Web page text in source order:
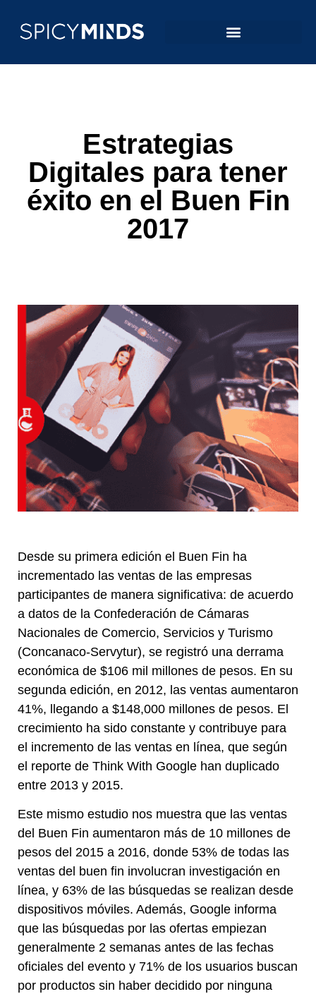
Estrategias
Digitales para tener
éxito en el Buen Fin
2017
Desde su primera edición el Buen Fin ha
incrementado las ventas de las empresas
participantes de manera significativa: de acuerdo
a datos de la Confederación de Cámaras
Nacionales de Comercio, Servicios y Turismo
(Concanaco-Servytur), se registró una derrama
económica de $106 mil millones de pesos. En su
segunda edición, en 2012, las ventas aumentaron
41%, llegando a $148,000 millones de pesos. El
crecimiento ha sido constante y contribuye para
el incremento de las ventas en línea, que según
el reporte de Think With Google han duplicado
entre 2013 y 2015.
Este mismo estudio nos muestra que las ventas
del Buen Fin aumentaron más de 10 millones de
pesos del 2015 a 2016, donde 53% de todas las
ventas del buen fin involucran investigación en
línea, y 63% de las búsquedas se realizan desde
dispositivos móviles. Además, Google informa
que las búsquedas por las ofertas empiezan
generalmente 2 semanas antes de las fechas
oficiales del evento y 71% de los usuarios buscan
por productos sin haber decidido por ninguna